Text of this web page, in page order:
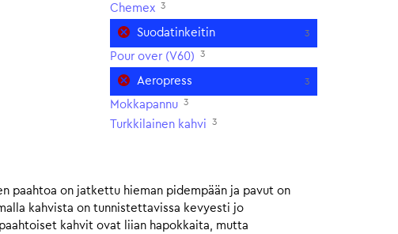
Chemex 3
Suodatinkeitin 3
Pour over (V60) 3
Aeropress 3
Mokkapannu 3
Turkkilainen kahvi 3
paahtoa on jatkettu hieman pidempään ja pavut on
kahvista on tunnistettavissa kevyesti jo
kahvit ovat liian hapokkaita, mutta